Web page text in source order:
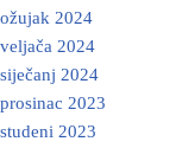
ožujak 2024
veljača 2024
siječanj 2024
prosinac 2023
studeni 2023